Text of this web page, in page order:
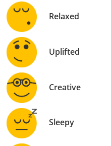
Relaxed
Uplifted
Creative
Sleepy